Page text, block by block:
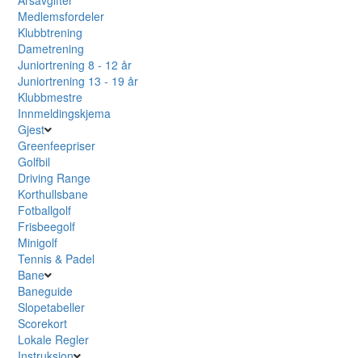
Medlemsfordeler
Klubbtrening
Dametrening
Juniortrening 8 - 12 år
Juniortrening 13 - 19 år
Klubbmestre
Innmeldingskjema
Gjest
Greenfeepriser
Golfbil
Driving Range
Korthullsbane
Fotballgolf
Frisbeegolf
Minigolf
Tennis & Padel
Bane
Baneguide
Slopetabeller
Scorekort
Lokale Regler